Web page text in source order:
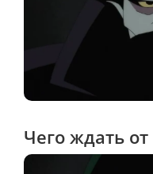
Чего ждать